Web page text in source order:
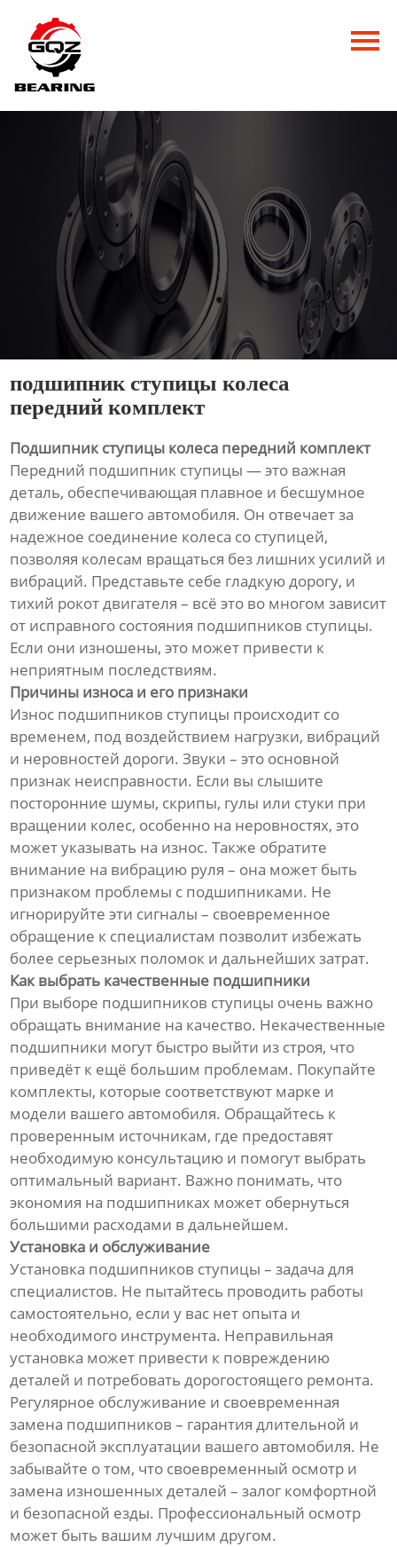
Главная
Продукция
Новости
Контакты
подшипник ступицы колеса
передний комплект
Подшипник ступицы колеса передний комплект
Передний подшипник ступицы — это важная
деталь, обеспечивающая плавное и бесшумное
движение вашего автомобиля. Он отвечает за
надежное соединение колеса со ступицей,
позволяя колесам вращаться без лишних усилий и
вибраций. Представьте себе гладкую дорогу, и
тихий рокот двигателя – всё это во многом зависит
от исправного состояния подшипников ступицы.
Если они изношены, это может привести к
неприятным последствиям.
Причины износа и его признаки
Износ подшипников ступицы происходит со
временем, под воздействием нагрузки, вибраций
и неровностей дороги. Звуки – это основной
признак неисправности. Если вы слышите
посторонние шумы, скрипы, гулы или стуки при
вращении колес, особенно на неровностях, это
может указывать на износ. Также обратите
внимание на вибрацию руля – она может быть
признаком проблемы с подшипниками. Не
игнорируйте эти сигналы – своевременное
обращение к специалистам позволит избежать
более серьезных поломок и дальнейших затрат.
Как выбрать качественные подшипники
При выборе подшипников ступицы очень важно
обращать внимание на качество. Некачественные
подшипники могут быстро выйти из строя, что
приведёт к ещё большим проблемам. Покупайте
комплекты, которые соответствуют марке и
модели вашего автомобиля. Обращайтесь к
проверенным источникам, где предоставят
необходимую консультацию и помогут выбрать
оптимальный вариант. Важно понимать, что
экономия на подшипниках может обернуться
большими расходами в дальнейшем.
Установка и обслуживание
Установка подшипников ступицы – задача для
специалистов. Не пытайтесь проводить работы
самостоятельно, если у вас нет опыта и
необходимого инструмента. Неправильная
установка может привести к повреждению
деталей и потребовать дорогостоящего ремонта.
Регулярное обслуживание и своевременная
замена подшипников – гарантия длительной и
безопасной эксплуатации вашего автомобиля. Не
забывайте о том, что своевременный осмотр и
замена изношенных деталей – залог комфортной
и безопасной езды. Профессиональный осмотр
может быть вашим лучшим другом.